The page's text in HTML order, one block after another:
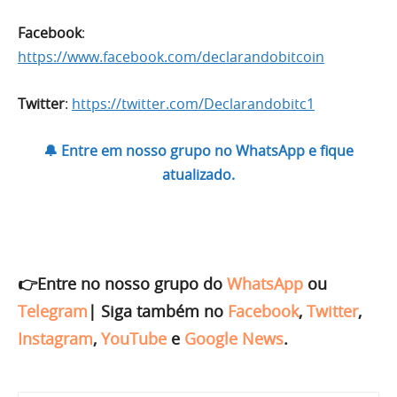
Facebook:
https://www.facebook.com/declarandobitcoin
Twitter: https://twitter.com/Declarandobitc1
🔔 Entre em nosso grupo no WhatsApp e fique
atualizado.
👉Entre no nosso grupo do WhatsApp ou
Telegram | Siga também no Facebook, Twitter,
Instagram, YouTube e Google News.